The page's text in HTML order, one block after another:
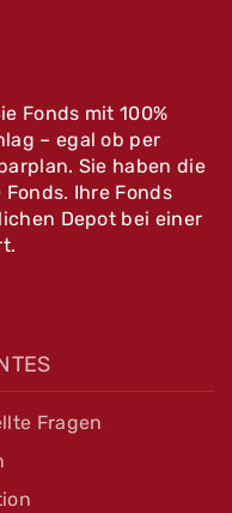
Fonds mit 100%
– egal ob per
Sie haben die
Ihre Fonds
Depot bei einer
Fragen